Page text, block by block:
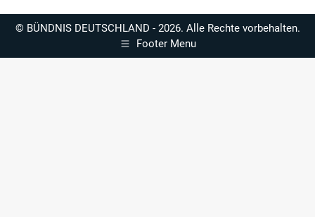
© BÜNDNIS DEUTSCHLAND - 2026. Alle Rechte vorbehalten.
Footer Menu